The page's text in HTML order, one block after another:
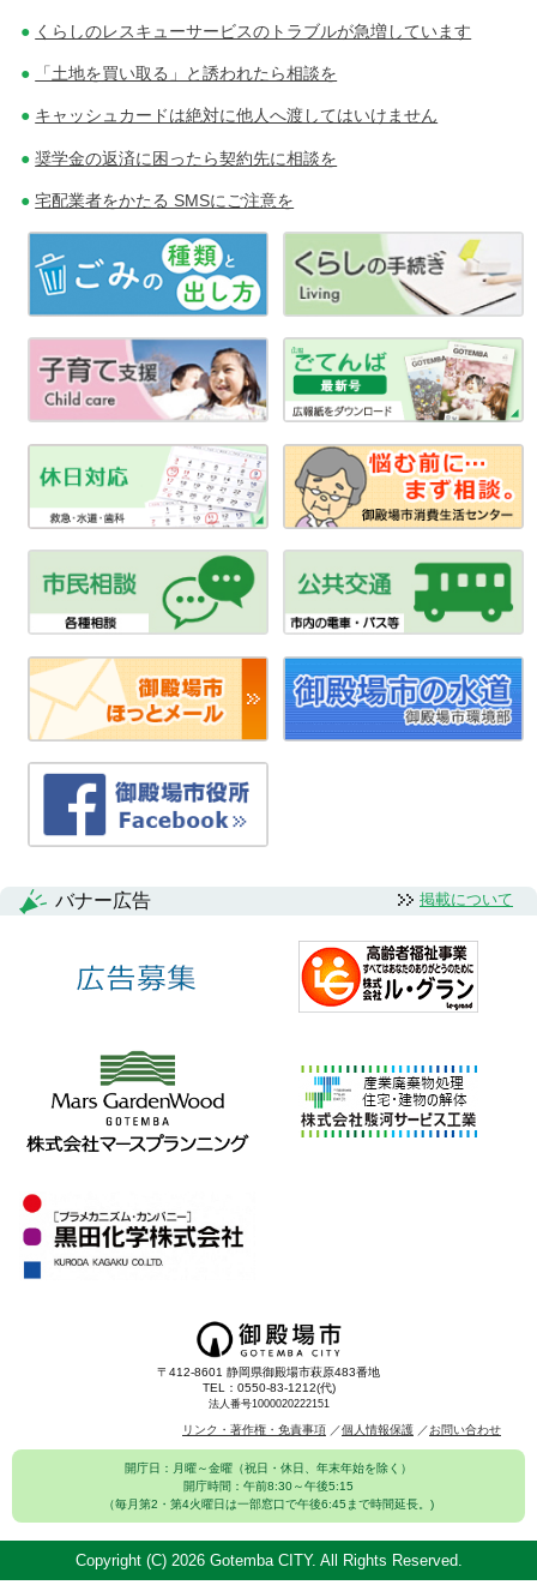
くらしのレスキューサービスのトラブルが急増しています
「土地を買い取る」と誘われたら相談を
キャッシュカードは絶対に他人へ渡してはいけません
奨学金の返済に困ったら契約先に相談を
宅配業者をかたる SMSにご注意を
バナー広告 掲載について
〒412-8601 静岡県御殿場市萩原483番地
TEL：0550-83-1212(代)
法人番号1000020222151
リンク・著作権・免責事項 個人情報保護 お問い合わせ
開庁日：月曜～金曜（祝日・休日、年末年始を除く）
開庁時間：午前8:30～午後5:15
（毎月第2・第4火曜日は一部窓口で午後6:45まで時間延長。)
Copyright (C) 2026 Gotemba CITY. All Rights Reserved.